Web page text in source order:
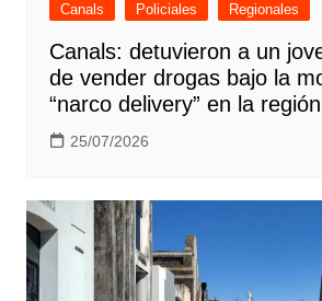
Canals Policiales Regionales
Canals: detuvieron a un
de vender drogas bajo la
“narco delivery” en la región
25/07/2026